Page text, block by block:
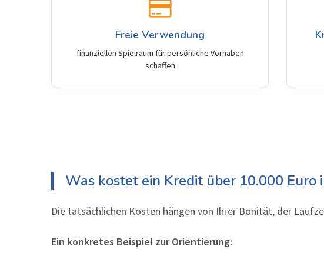
Freie Verwendung
finanziellen Spielraum für persönliche Vorhaben
schaffen
Was kostet ein Kredit über 10.000 Euro
Die tatsächlichen Kosten hängen von Ihrer Bonität, der
Ein konkretes Beispiel zur Orientierung: